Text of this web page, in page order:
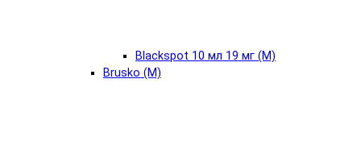
Blackspot 10 мл 19 мг (М)
Brusko (М)